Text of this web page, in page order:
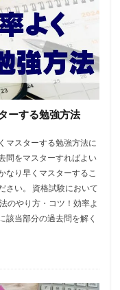
ーする勉強方法
マスターする勉強方法に
問をマスターすればよい
なり早くマスターするこ
さい。 資格試験において
のやり方・コツ！効率よ
該当部分の過去問を解く